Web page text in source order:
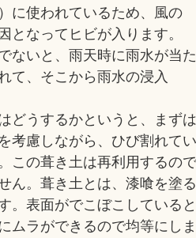
に使われているため、風の
となってヒビが入ります。
ないと、雨天時に雨水が当
て、そこから雨水の浸入
どうするかというと、まず
考慮しながら、ひび割れて
この葺き土は再利用するので
ん。葺き土とは、漆喰を塗る
。表面がでこぼこしていると
ムラができるので均等にしま